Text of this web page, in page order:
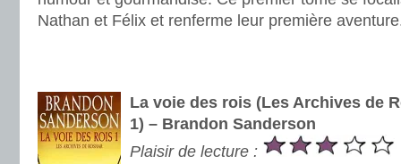
Nathan et Félix et renferme leur première
La voie des rois (Les Archives de
1) – Brandon Sanderson
Plaisir de lecture :